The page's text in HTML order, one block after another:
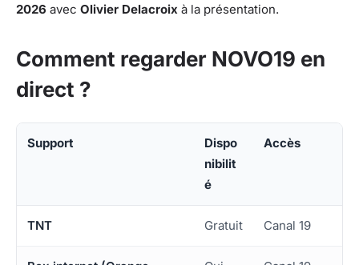
2026 avec Olivier Delacroix à la présentation.
Comment regarder NOVO19 en
direct ?
Support
Dispo
nibilit
é
Accès
TNT Gratuit Canal 19